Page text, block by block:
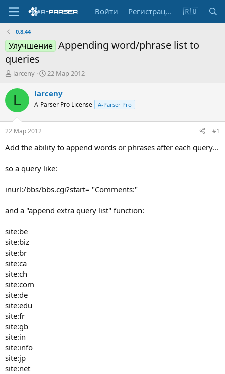
Войти Регистрация 🇷🇺
0.8.44
Улучшение Appending word/phrase list to
queries
А
т
т
е
м
ы
larceny
Д
т
н
а
л
22 Мар 2012
L larceny
A-Parser Pro License A-Parser Pro
22 Мар 2012 #1
Add the ability to append words or phrases after each query...
so a query like:
inurl:/bbs/bbs.cgi?start= "Comments:"
and a "append extra query list" function:
site:be
site:biz
site:br
site:ca
site:ch
site:com
site:de
site:edu
site:fr
site:gb
site:in
site:info
site:jp
site:net